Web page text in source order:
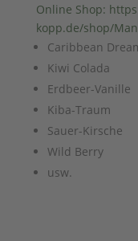
Online Shop:
kopp.de/shop/
Caribbean
Kiwi Colada
Erdbeer-Vanille
Kiba-Traum
Sauer-Kirsche
Wild Berry
usw.